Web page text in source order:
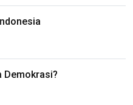
Demokrasi?